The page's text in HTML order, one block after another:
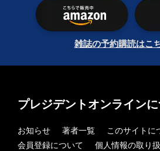
雑誌の予約購読はこ
プレジデントオンライン
お知らせ 著者一覧
このサイトに
会員登録について
個人情報の取り